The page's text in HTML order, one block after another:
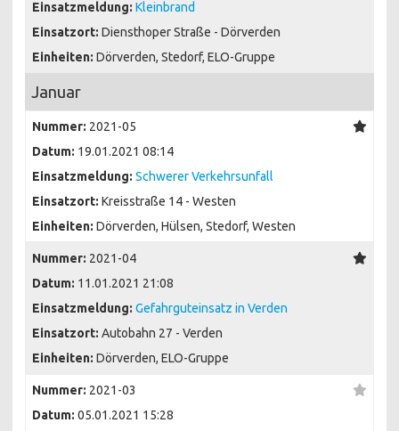
Einsatzmeldung: Kleinbrand
Einsatzort: Diensthoper Straße - Dörverden
Einheiten: Dörverden, Stedorf, ELO-Gruppe
Januar
Nummer: 2021-05
Datum: 19.01.2021 08:14
Einsatzmeldung: Schwerer Verkehrsunfall
Einsatzort: Kreisstraße 14 - Westen
Einheiten: Dörverden, Hülsen, Stedorf, Westen
Nummer: 2021-04
Datum: 11.01.2021 21:08
Einsatzmeldung: Gefahrguteinsatz in Verden
Einsatzort: Autobahn 27 - Verden
Einheiten: Dörverden, ELO-Gruppe
Nummer: 2021-03
Datum: 05.01.2021 15:28